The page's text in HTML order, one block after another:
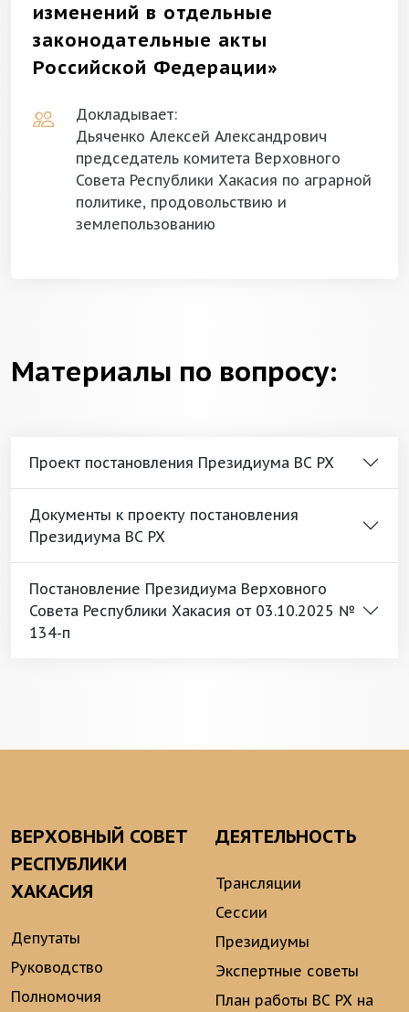
изменений в отдельные
законодательные акты
Российской Федерации»
Докладывает:
Дьяченко Алексей Александрович
председатель комитета Верховного
Совета Республики Хакасия по аграрной
политике, продовольствию и
землепользованию
Материалы по вопросу:
Проект постановления Президиума ВС РХ
Документы к проекту постановления
Президиума ВС РХ
Постановление Президиума Верховного
Совета Республики Хакасия от 03.10.2025 №
134-п
ВЕРХОВНЫЙ СОВЕТ
РЕСПУБЛИКИ
ХАКАСИЯ
Депутаты
Руководство
Полномочия
ДЕЯТЕЛЬНОСТЬ
Трансляции
Сессии
Президиумы
Экспертные советы
План работы ВС РХ на